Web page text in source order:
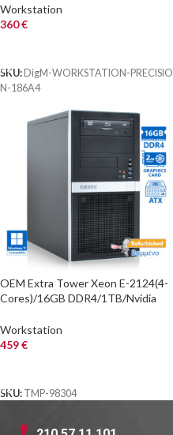
NVS 310 512MB
Workstation
360€
SKU: DigM-WORKSTATION-PRECISIO
N-186A4
OEM Extra Tower Xeon E-2124(4-
Cores)/16GB DDR4/1TB/Nvidia
Refurbished P
Workstation
459€
SKU: TMP-98304